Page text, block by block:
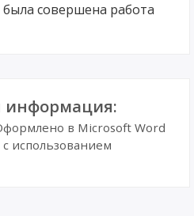
совершена работа
информация:
в Microsoft Word
использованием